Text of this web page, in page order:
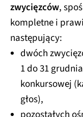
zwycięzców,
kompletne i
następujący:
dwóch
1 do 31
konkursowej
głos),